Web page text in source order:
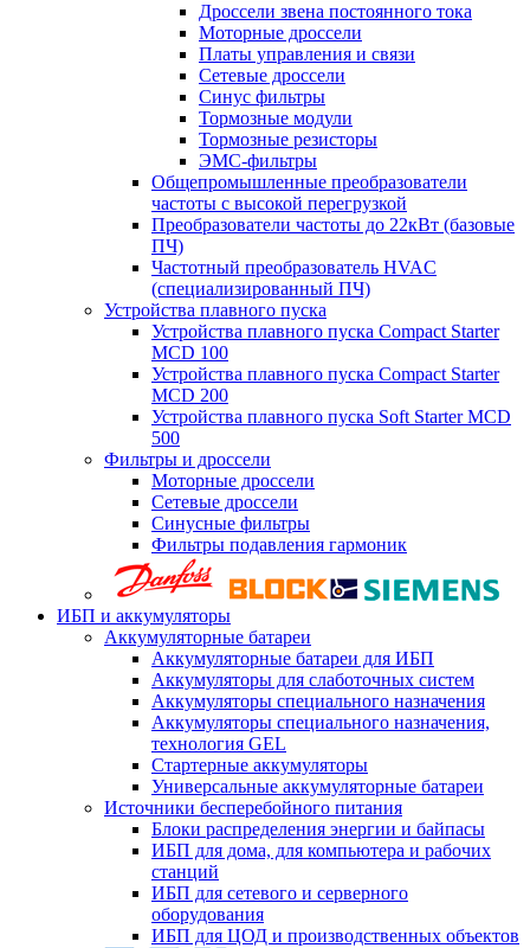
Дроссели звена постоянного тока
Моторные дроссели
Платы управления и связи
Сетевые дроссели
Синус фильтры
Тормозные модули
Тормозные резисторы
ЭМС-фильтры
Общепромышленные преобразователи
частоты с высокой перегрузкой
Преобразователи частоты до 22кВт (базовые
ПЧ)
Частотный преобразователь HVAC
(специализированный ПЧ)
Устройства плавного пуска
Устройства плавного пуска Compact Starter
MCD 100
Устройства плавного пуска Compact Starter
MCD 200
Устройства плавного пуска Soft Starter MCD
500
Фильтры и дроссели
Моторные дроссели
Сетевые дроссели
Синусные фильтры
Фильтры подавления гармоник
ИБП и аккумуляторы
Аккумуляторные батареи
Аккумуляторные батареи для ИБП
Аккумуляторы для слаботочных систем
Аккумуляторы специального назначения
Аккумуляторы специального назначения,
технология GEL
Стартерные аккумуляторы
Универсальные аккумуляторные батареи
Источники бесперебойного питания
Блоки распределения энергии и байпасы
ИБП для дома, для компьютера и рабочих
станций
ИБП для сетевого и серверного
оборудования
ИБП для ЦОД и производственных объектов